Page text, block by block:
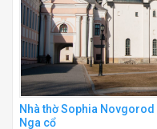
Nhà thờ Sophia
Nga cổ